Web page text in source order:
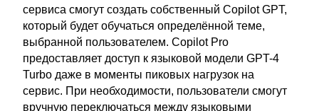
сервиса смогут создать собственный Copilot GPT,
который будет обучаться определённой теме,
выбранной пользователем. Copilot Pro
предоставляет доступ к языковой модели GPT-4
Turbo даже в моменты пиковых нагрузок на
сервис. При необходимости, пользователи смогут
вручную переключаться между языковыми